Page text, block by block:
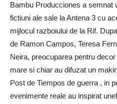
Bambu Producciones a semnat
fictiuni ale sale la Antena 3 cu
mijlocul razboiului de la Rif.
de Ramon Campos, Teresa
Neira, preocuparea pentru
mare si chiar au difuzat un
Post de Tiempos de guerra , in
evenimente reale au inspirat